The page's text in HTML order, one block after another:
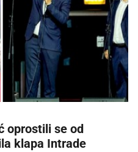
oprostili se od
klapa Intrade